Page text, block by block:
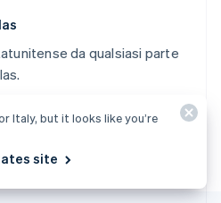
da qualsiasi parte
Italy, but it looks like you’re
site